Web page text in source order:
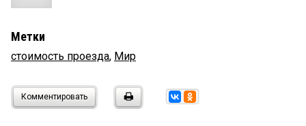
Метки
стоимость проезда, Мир
Комментировать